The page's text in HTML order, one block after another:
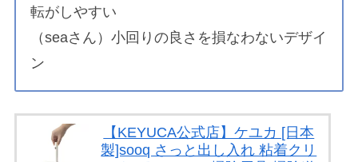
転がしやすい
（seaさん）小回りの良さを損なわないデザイ
ン
【KEYUCA公式店】ケユカ [日本
製]sooq さっと出し入れ 粘着クリ